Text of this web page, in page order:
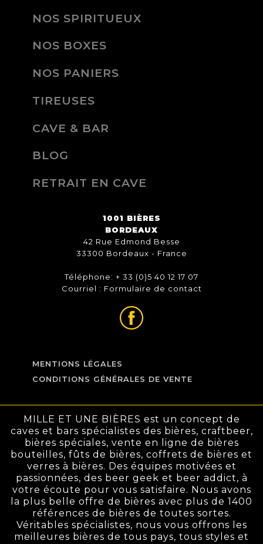
NOS SPIRITUEUX
NOS BOXES
NOS PANIERS
TIREUSES
CAVE & BAR
BLOG
RETRAIT EN CAVE
1001 BIÈRES
BORDEAUX
42 Rue Edmond Besse
33300 Bordeaux - France
Téléphone: + 33 (0)5 40 12 17 07
Courriel : Formulaire de contact
MENTIONS LÉGALES
CONDITIONS GÉNÉRALES DE VENTE
MILLE ET UNE BIÈRES est un concept de
caves et bars spécialistes des bières, craftbeer,
bières spéciales, vente en ligne de bières
bouteilles, fûts de bières, coffrets de bières et
verres à bières. Des équipes motivées et
passionnées, des beer geek et beer addict, à
votre écoute pour vous satisfaire. Nous avons
la plus belle offre de bières avec plus de 1400
références de bières de toutes sortes.
Véritables spécialistes, nous vous offrons les
meilleures bières de tous pays, tous styles et